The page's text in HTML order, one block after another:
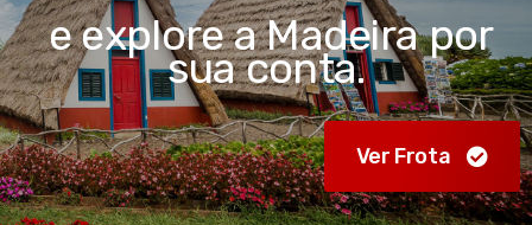
e explore a Madeira por
sua conta.
Ver Frota